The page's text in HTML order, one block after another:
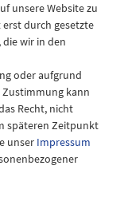
unsere Website zu
durch gesetzte
wir in den
oder aufgrund
Zustimmung kann
Recht, nicht
späteren Zeitpunkt
unser Impressum